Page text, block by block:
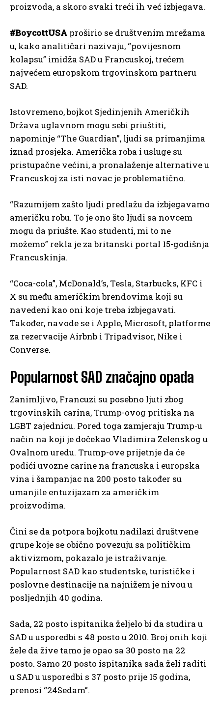
proizvoda, a skoro svaki treći ih već izbjegava.
#BoycottUSA proširio se društvenim mrežama
u, kako analitičari nazivaju, “povijesnom
kolapsu” imidža SAD u Francuskoj, trećem
najvećem europskom trgovinskom partneru
SAD.
Istovremeno, bojkot Sjedinjenih Američkih
Država uglavnom mogu sebi priuštiti,
napominje “The Guardian”, ljudi sa primanjima
iznad prosjeka. Američka roba i usluge su
pristupačne većini, a pronalaženje alternative u
Francuskoj za isti novac je problematično.
“Razumijem zašto ljudi predlažu da izbjegavamo
američku robu. To je ono što ljudi sa novcem
mogu da priušte. Kao studenti, mi to ne
možemo” rekla je za britanski portal 15-godišnja
Francuskinja.
“Coca-cola”, McDonald’s, Tesla, Starbucks, KFC i
X su među američkim brendovima koji su
navedeni kao oni koje treba izbjegavati.
Također, navode se i Apple, Microsoft, platforme
za rezervacije Airbnb i Tripadvisor, Nike i
Converse.
Popularnost SAD značajno opada
Zanimljivo, Francuzi su posebno ljuti zbog
trgovinskih carina, Trump-ovog pritiska na
LGBT zajednicu. Pored toga zamjeraju Trump-u
način na koji je dočekao Vladimira Zelenskog u
Ovalnom uredu. Trump-ove prijetnje da će
podići uvozne carine na francuska i europska
vina i šampanjac na 200 posto također su
umanjile entuzijazam za američkim
proizvodima.
Čini se da potpora bojkotu nadilazi društvene
grupe koje se obično povezuju sa političkim
aktivizmom, pokazalo je istraživanje.
Popularnost SAD kao studentske, turističke i
poslovne destinacije na najnižem je nivou u
posljednjih 40 godina.
Sada, 22 posto ispitanika željelo bi da studira u
SAD u usporedbi s 48 posto u 2010. Broj onih koji
žele da žive tamo je opao sa 30 posto na 22
posto. Samo 20 posto ispitanika sada želi raditi
u SAD u usporedbi s 37 posto prije 15 godina,
prenosi “24Sedam”.